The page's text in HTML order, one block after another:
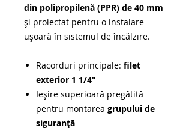
din polipropilenă (PPR) de 40 mm
şi proiectat pentru o instalare
uşoară în sistemul de încălzire.
Racorduri principale: filet
exterior 1 1/4"
Ieşire superioară pregătită
pentru montarea grupului de
siguranță